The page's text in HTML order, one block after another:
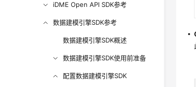
iDME Open API SDK参考
数据建模引擎SDK参考
数据建模引擎SDK概述
数据建模引擎SDK使用前准备
配置数据建模引擎SDK